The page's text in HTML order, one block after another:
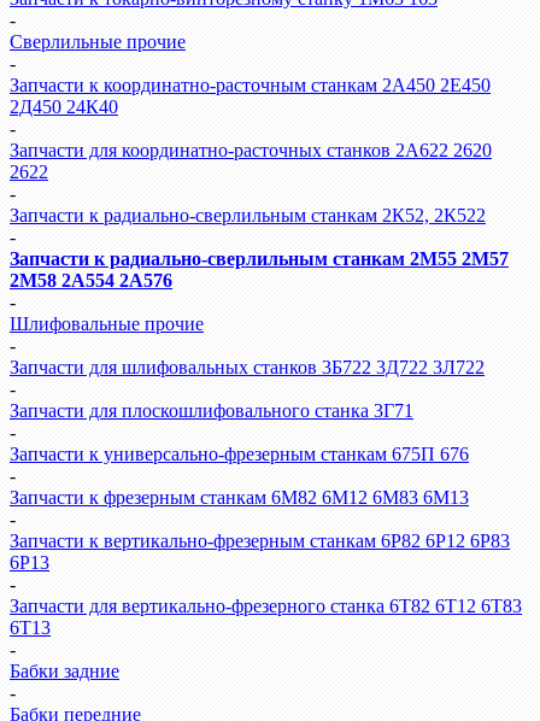
-
Сверлильные прочие
-
Запчасти к координатно-расточным станкам 2А450 2Е450
2Д450 24К40
-
Запчасти для координатно-расточных станков 2А622 2620
2622
-
Запчасти к радиально-сверлильным станкам 2К52, 2К522
-
Запчасти к радиально-сверлильным станкам 2М55 2М57
2М58 2А554 2А576
-
Шлифовальные прочие
-
Запчасти для шлифовальных станков 3Б722 3Д722 3Л722
-
Запчасти для плоскошлифовального станка 3Г71
-
Запчасти к универсально-фрезерным станкам 675П 676
-
Запчасти к фрезерным станкам 6М82 6М12 6М83 6М13
-
Запчасти к вертикально-фрезерным станкам 6Р82 6Р12 6Р83
6Р13
-
Запчасти для вертикально-фрезерного станка 6Т82 6Т12 6Т83
6Т13
-
Бабки задние
-
Бабки передние